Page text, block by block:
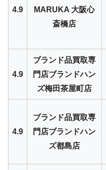
4.9
MARUKA 大阪心
斎橋店
4.9
ブランド品買取専
門店ブランドハン
ズ梅田茶屋町店
4.9
ブランド品買取専
門店ブランドハン
ズ都島店